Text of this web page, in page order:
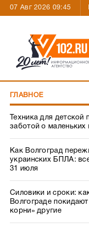
07 Авг 2026 09:45
ГЛАВНОЕ
Техника для детской
заботой о маленьких
Как Волгоград
украинских БПЛА:
31 июля
Силовики и сроки:
Волгограде
корни» другие